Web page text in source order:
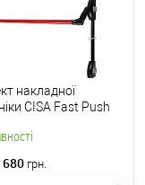
накладної
CISA Fast Push
вбік червона
680 грн.